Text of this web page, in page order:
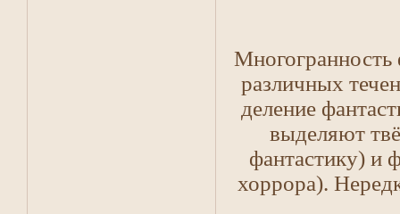
Многогранность
различных
деление
выделяют
фантастику) и
хоррора).